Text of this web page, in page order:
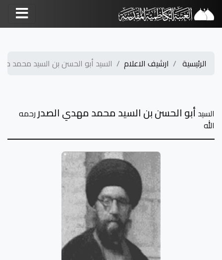
الرئيسية ارشيف الاعلام السيد أبو الحسن بن السيد محمد
السيد أبو الحسن بن السيد محمد مهدي الصدررحمه
الله